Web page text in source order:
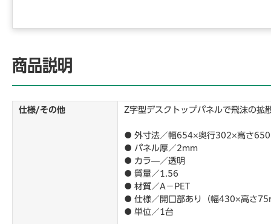
商品説明
仕様/その他 Z字型デスクトップパネルで飛沫の拡
● 外寸法／幅654×奥行302×高さ
● パネル厚／2mm
● カラ―／透明
● 質量／1.56
● 材質／A－PET
● 仕様／開口部あり（幅430×高さ
● 単位／1台